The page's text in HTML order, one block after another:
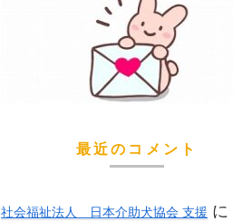
最近のコメント
社会福祉法人 日本介助犬協会 支援 に